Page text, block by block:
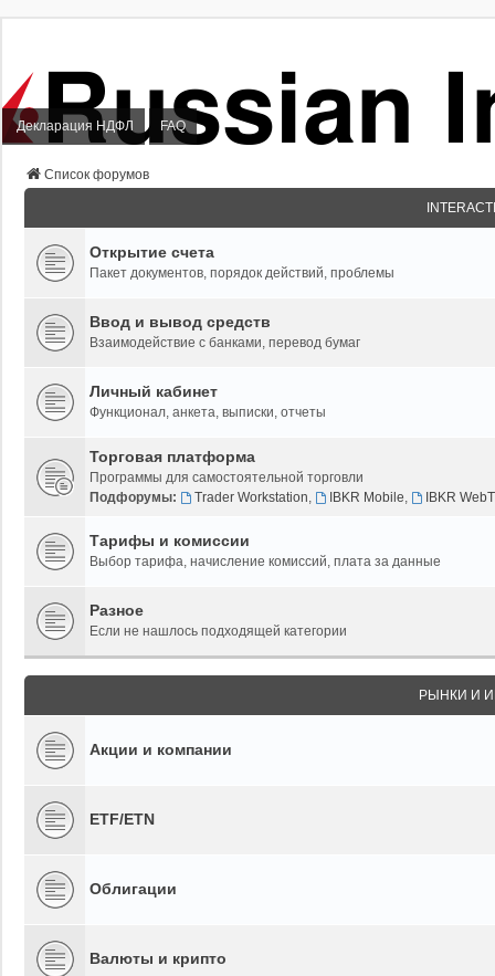
Декларация НДФЛ FAQ
Список форумов
Открытие счета
Пакет документов, порядок действий, проблемы
Ввод и вывод средств
Взаимодействие с банками, перевод бумаг
Личный кабинет
Функционал, анкета, выписки, отчеты
Торговая платформа
Программы для самостоятельной торговли
Подфорумы:
Trader Workstation IBKR Mobile IBKR
Тарифы и комиссии
Выбор тарифа, начисление комиссий, плата за данные
Разное
Если не нашлось подходящей категории
РЫНКИ И
Акции и компании
ETF/ETN
Облигации
Валюты и крипто